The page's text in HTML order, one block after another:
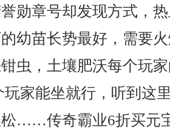
勋章号却发现方式，
幼苗长势最好，需要
虫，土壤肥沃每个玩
玩家能坐就行，听到这
……传奇霸业6折买元